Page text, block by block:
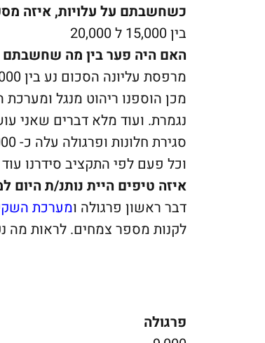
כשחשבתם על עלויות, איזה
בין 15,000 ל 20,000
האם היה פער בין מה שחשבתם
מכן הוספנו ריהוט מנגל
נגמרת. ועוד מלא דברים שאני
וכל פעם לפי התקציב סידרנו
איזה טיפים היית נותנ/ת
דבר ראשון פרגולה ומערכת
לקנות מספר צמחים. לראות מה
פרגולה